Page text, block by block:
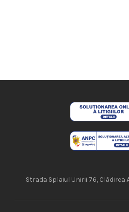
Strada Splaiul Unirii 76, Clădirea